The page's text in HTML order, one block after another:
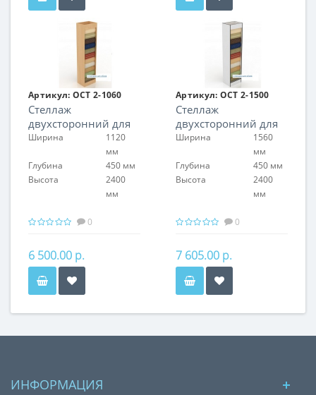
Артикул: ОСТ 2-1060
Стеллаж
двухсторонний для
обоев
Ширина
1120
мм
Глубина
450 мм
Высота
2400
мм
0
6 500.00 р.
Артикул: ОСТ 2-1500
Стеллаж
двухсторонний для
обоев
Ширина
1560
мм
Глубина
450 мм
Высота
2400
мм
0
7 605.00 р.
ИНФОРМАЦИЯ